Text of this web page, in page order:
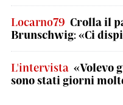
Locarno79 Crolla il
Brunschwig: «Ci
L'intervista «Volevo
sono stati giorni